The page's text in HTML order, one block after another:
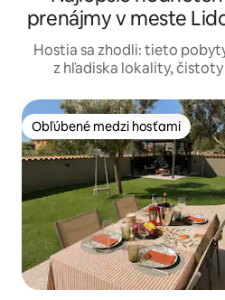
prenájmy v meste
Hostia sa zhodli: tieto
z hľadiska lokality,
Obľúbené medzi hosťami
Obľúbené medzi hosťami